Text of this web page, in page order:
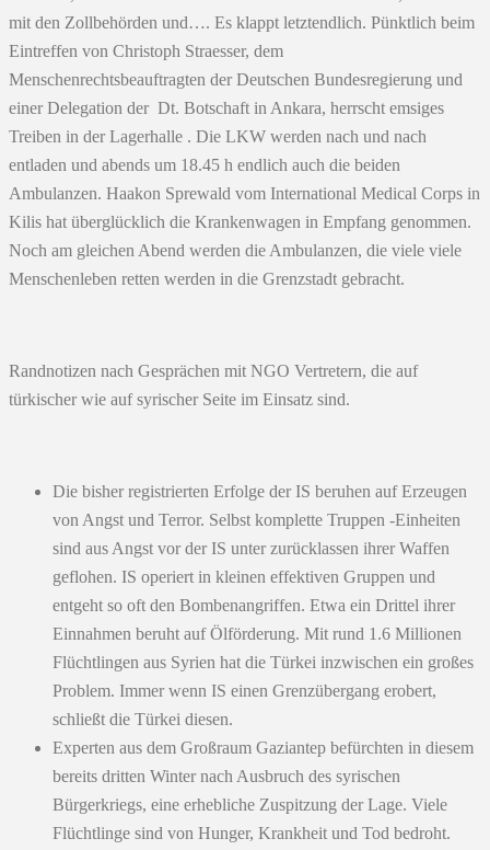
mit den Zollbehörden und…. Es klappt letztendlich. Pünktlich beim
Eintreffen von Christoph Straesser, dem
Menschenrechtsbeauftragten der Deutschen Bundesregierung und
einer Delegation der Dt. Botschaft in Ankara, herrscht emsiges
Treiben in der Lagerhalle . Die LKW werden nach und nach
entladen und abends um 18.45 h endlich auch die beiden
Ambulanzen. Haakon Sprewald vom International Medical Corps in
Kilis hat überglücklich die Krankenwagen in Empfang genommen.
Noch am gleichen Abend werden die Ambulanzen, die viele viele
Menschenleben retten werden in die Grenzstadt gebracht.
Randnotizen nach Gesprächen mit NGO Vertretern, die auf
türkischer wie auf syrischer Seite im Einsatz sind.
Die bisher registrierten Erfolge der IS beruhen auf Erzeugen
von Angst und Terror. Selbst komplette Truppen -Einheiten
sind aus Angst vor der IS unter zurücklassen ihrer Waffen
geflohen. IS operiert in kleinen effektiven Gruppen und
entgeht so oft den Bombenangriffen. Etwa ein Drittel ihrer
Einnahmen beruht auf Ölförderung. Mit rund 1.6 Millionen
Flüchtlingen aus Syrien hat die Türkei inzwischen ein großes
Problem. Immer wenn IS einen Grenzübergang erobert,
schließt die Türkei diesen.
Experten aus dem Großraum Gaziantep befürchten in diesem
bereits dritten Winter nach Ausbruch des syrischen
Bürgerkriegs, eine erhebliche Zuspitzung der Lage. Viele
Flüchtlinge sind von Hunger, Krankheit und Tod bedroht.